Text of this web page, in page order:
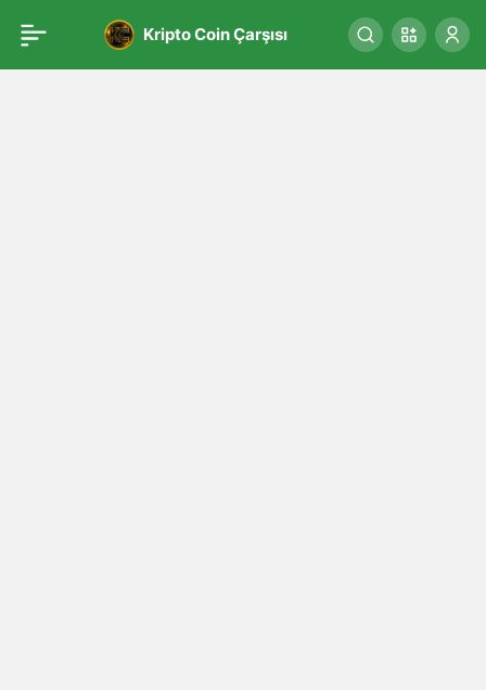
Kripto Coin Çarşısı